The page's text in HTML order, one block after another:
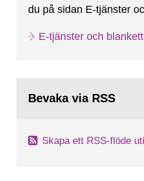
du på sidan E-tjänster
E-tjänster och
Bevaka via RSS
Skapa ett RSS-flöde